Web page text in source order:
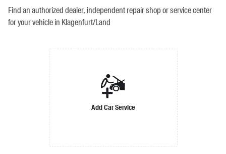
Find an authorized dealer, independent repair shop or service center
for your vehicle in Klagenfurt/Land
Add Car Service